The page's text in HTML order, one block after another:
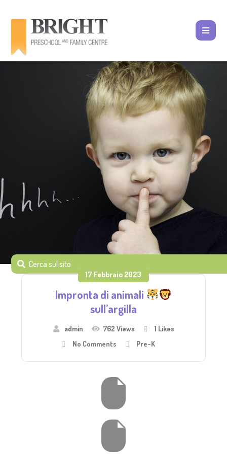
17 Febbraio 2023
Impronta di animali
sull’argilla
admin 762 Views 1 Likes
No Comments
Pre-K